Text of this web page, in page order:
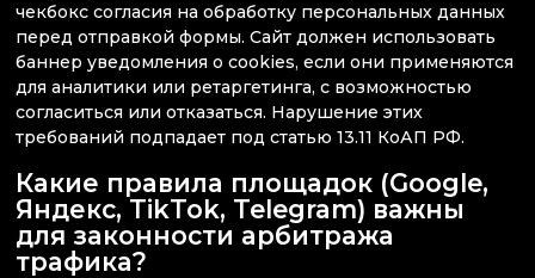
чекбокс согласия на обработку персональных данных
перед отправкой формы. Сайт должен использовать
баннер уведомления о cookies, если они применяются
для аналитики или ретаргетинга, с возможностью
согласиться или отказаться. Нарушение этих
требований подпадает под статью 13.11 КоАП РФ.
Какие правила площадок (Google,
Яндекс, TikTok, Telegram) важны
для законности арбитража
трафика?